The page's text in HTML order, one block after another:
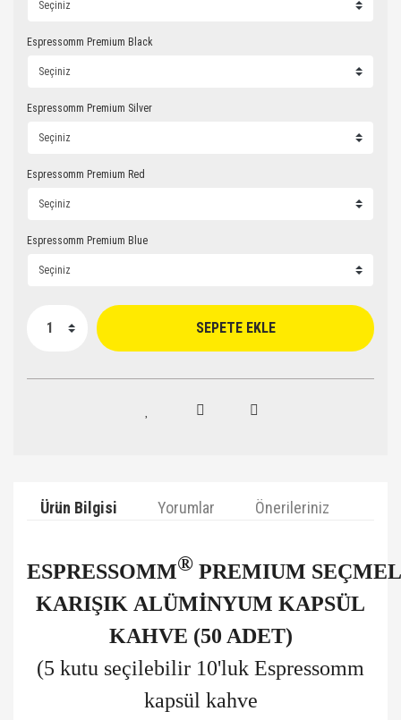
Espressomm Premium Black
Espressomm Premium Silver
Espressomm Premium Red
Espressomm Premium Blue
SEPETE EKLE
Ürün Bilgisi Yorumlar Önerileriniz
ESPRESSOMM® PREMIUM
KARIŞIK ALÜMİNYUM KAPSÜL
KAHVE (50 ADET)
(5 kutu seçilebilir 10'luk Espressomm
kapsül kahve